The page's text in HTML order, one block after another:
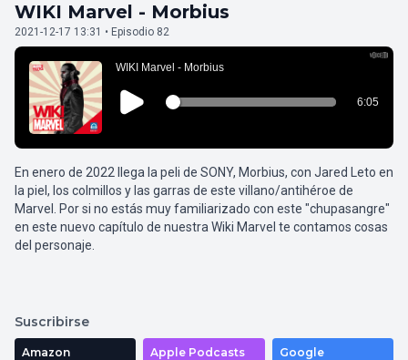
WIKI Marvel - Morbius
2021-12-17 13:31 • Episodio 82
En enero de 2022 llega la peli de SONY, Morbius, con Jared Leto en
la piel, los colmillos y las garras de este villano/antihéroe de
Marvel. Por si no estás muy familiarizado con este "chupasangre"
en este nuevo capítulo de nuestra Wiki Marvel te contamos cosas
del personaje.
Suscribirse
Amazon Apple Podcasts Google